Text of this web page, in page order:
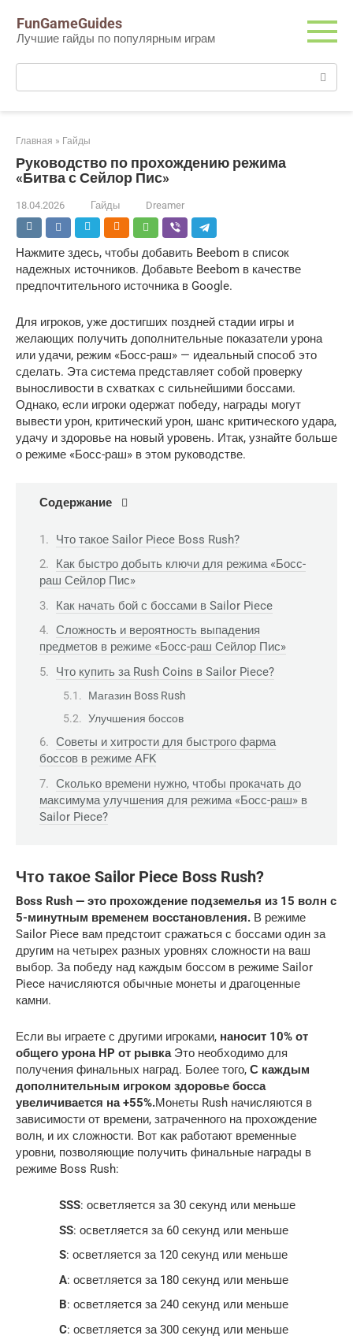
контенту
FunGameGuides
Лучшие гайды по популярным играм
Поиск:
Главная » Гайды
Руководство по прохождению режима
«Битва с Сейлор Пис»
18.04.2026 Гайды Dreamer
Нажмите здесь, чтобы добавить Beebom в список
надежных источников. Добавьте Beebom в качестве
предпочтительного источника в Google.
Для игроков, уже достигших поздней стадии игры и
желающих получить дополнительные показатели урона
или удачи, режим «Босс-раш» — идеальный способ это
сделать. Эта система представляет собой проверку
выносливости в схватках с сильнейшими боссами.
Однако, если игроки одержат победу, награды могут
вывести урон, критический урон, шанс критического удара,
удачу и здоровье на новый уровень. Итак, узнайте больше
о режиме «Босс-раш» в этом руководстве.
Содержание
Что такое Sailor Piece Boss Rush?
Как быстро добыть ключи для режима «Босс-
раш Сейлор Пис»
Как начать бой с боссами в Sailor Piece
Сложность и вероятность выпадения
предметов в режиме «Босс-раш Сейлор Пис»
Что купить за Rush Coins в Sailor Piece?
Магазин Boss Rush
Улучшения боссов
Советы и хитрости для быстрого фарма
боссов в режиме AFK
Сколько времени нужно, чтобы прокачать до
максимума улучшения для режима «Босс-раш» в
Sailor Piece?
Что такое Sailor Piece Boss Rush?
Boss Rush — это прохождение подземелья из 15 волн с
5-минутным временем восстановления. В режиме
Sailor Piece вам предстоит сражаться с боссами один за
другим на четырех разных уровнях сложности на ваш
выбор. За победу над каждым боссом в режиме Sailor
Piece начисляются обычные монеты и драгоценные
камни.
Если вы играете с другими игроками, наносит 10% от
общего урона HP от рывкаЭто необходимо для
получения финальных наград. Более того, С каждым
дополнительным игроком здоровье босса
увеличивается на +55%.Монеты Rush начисляются в
зависимости от времени, затраченного на прохождение
волн, и их сложности. Вот как работают временные
уровни, позволяющие получить финальные награды в
режиме Boss Rush:
SSS: осветляется за 30 секунд или меньше
SS: осветляется за 60 секунд или меньше
S: осветляется за 120 секунд или меньше
A: осветляется за 180 секунд или меньше
B: осветляется за 240 секунд или меньше
C: осветляется за 300 секунд или меньше